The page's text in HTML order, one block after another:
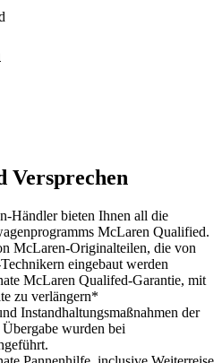
Versprechen
Händler bieten Ihnen all die
McLaren Qualified.
McLaren-Originalteilen, die von
eingebaut werden
McLaren Qualifed-Garantie, mit
zu verlängern*
Instandhaltungsmaßnahmen der
wurden bei